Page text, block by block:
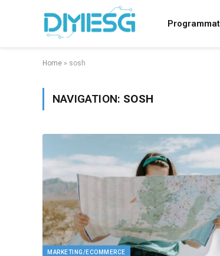
Home » sosh
NAVIGATION: SOSH
MARKETING/ECOMMERCE